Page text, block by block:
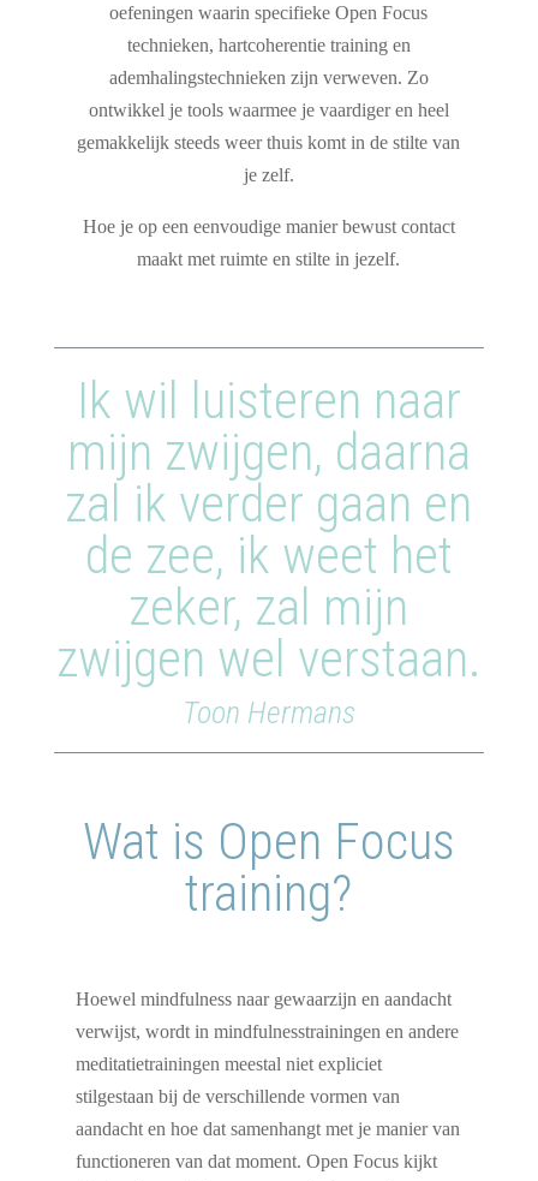
oefeningen waarin specifieke Open Focus
technieken, hartcoherentie training en
ademhalingstechnieken zijn verweven. Zo
ontwikkel je tools waarmee je vaardiger en heel
gemakkelijk steeds weer thuis komt in de stilte van
je zelf.
Hoe je op een eenvoudige manier bewust contact
maakt met ruimte en stilte in jezelf.
Ik wil luisteren naar
mijn zwijgen, daarna
zal ik verder gaan en
de zee, ik weet het
zeker, zal mijn
zwijgen wel verstaan.
Toon Hermans
Wat is Open Focus
training?
Hoewel mindfulness naar gewaarzijn en aandacht
verwijst, wordt in mindfulnesstrainingen en andere
meditatietrainingen meestal niet expliciet
stilgestaan bij de verschillende vormen van
aandacht en hoe dat samenhangt met je manier van
functioneren van dat moment. Open Focus kijkt